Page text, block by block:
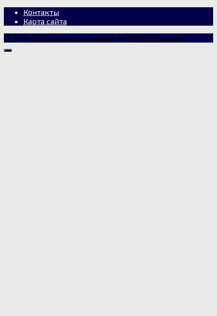
Контакты
Карта сайта
© 2021-2026 СмолеснкОнлайн, All Rights Reserved